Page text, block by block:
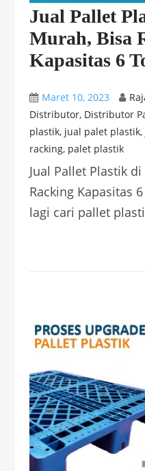
Jual Pallet
Murah, Bisa
Kapasitas 6
Maret 10, 2023
Distributor, Distributor
plastik, jual palet plastik,
racking, palet plastik
Jual Pallet Plastik
Racking Kapasitas
lagi cari pallet